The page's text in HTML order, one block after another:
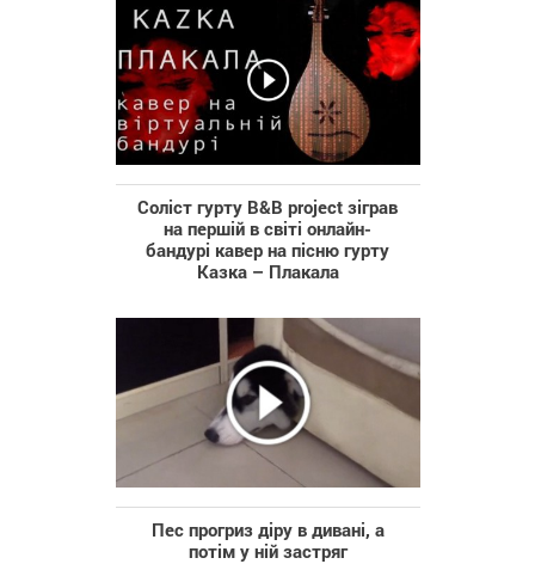
Соліст гурту B&B project зіграв
на першій в світі онлайн-
бандурі кавер на пісню гурту
Казка – Плакала
Пес прогриз діру в дивані, а
потім у ній застряг